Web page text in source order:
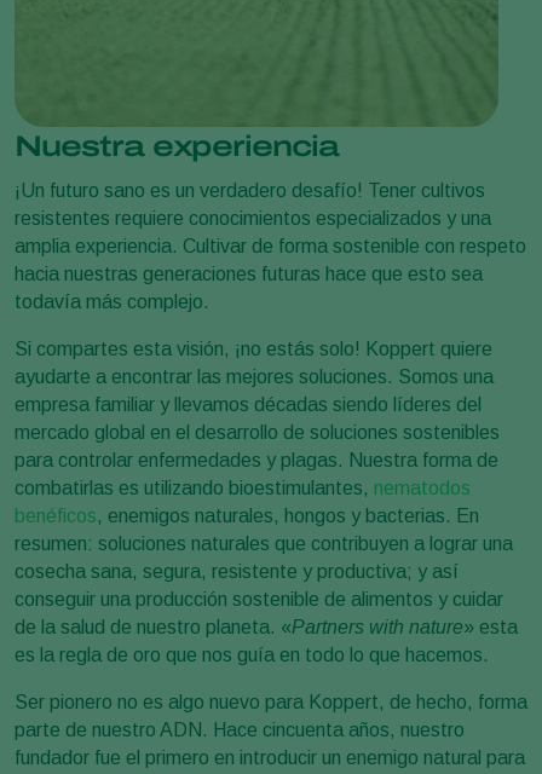
Nuestra experiencia
¡Un futuro sano es un verdadero desafío! Tener cultivos
resistentes requiere conocimientos especializados y una
amplia experiencia. Cultivar de forma sostenible con respeto
hacia nuestras generaciones futuras hace que esto sea
todavía más complejo.
Si compartes esta visión, ¡no estás solo! Koppert quiere
ayudarte a encontrar las mejores soluciones. Somos una
empresa familiar y llevamos décadas siendo líderes del
mercado global en el desarrollo de soluciones sostenibles
para controlar enfermedades y plagas. Nuestra forma de
combatirlas es utilizando bioestimulantes, nematodos
benéficos, enemigos naturales, hongos y bacterias. En
resumen: soluciones naturales que contribuyen a lograr una
cosecha sana, segura, resistente y productiva; y así
conseguir una producción sostenible de alimentos y cuidar
de la salud de nuestro planeta. «Partners with nature» esta
es la regla de oro que nos guía en todo lo que hacemos.
Ser pionero no es algo nuevo para Koppert, de hecho, forma
parte de nuestro ADN. Hace cincuenta años, nuestro
fundador fue el primero en introducir un enemigo natural para